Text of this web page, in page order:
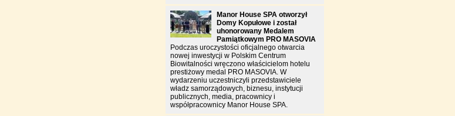
Manor House SPA otworzył
Domy Kopułowe i został
uhonorowany Medalem
Pamiątkowym PRO MASOVIA
Podczas uroczystości oficjalnego otwarcia
nowej inwestycji w Polskim Centrum
Biowitalności wręczono właścicielom hotelu
prestiżowy medal PRO MASOVIA. W
wydarzeniu uczestniczyli przedstawiciele
władz samorządowych, biznesu, instytucji
publicznych, media, pracownicy i
współpracownicy Manor House SPA.